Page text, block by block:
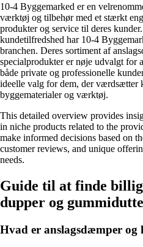
10-4 Byggemarked er en
værktøj og tilbehør med et stærkt
produkter og service til deres
kundetilfredshed har 10-4
branchen. Deres sortiment af
specialprodukter er nøje udvalgt for
både private og professionelle
ideelle valg for dem, der værdsætter
byggematerialer og værktøj.
This detailed overview provides
in niche products related to the
make informed decisions based on
customer reviews, and unique
needs.
Guide til at finde
dupper og
Hvad er anslagsdæmper og